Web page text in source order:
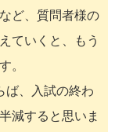
ど、質問者様の
ていくと、もう
。
ば、入試の終わ
減すると思いま